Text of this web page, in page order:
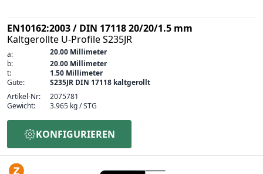
EN10162:2003 / DIN 17118 20/20/1.5 mm
Kaltgerollte U-Profile S235JR
a:
20.00 Millimeter
b:
20.00 Millimeter
t:
1.50 Millimeter
Güte:
S235JR DIN 17118 kaltgerollt
Artikel-Nr:
2075781
Gewicht:
3.965 kg / STG
KONFIGURIEREN